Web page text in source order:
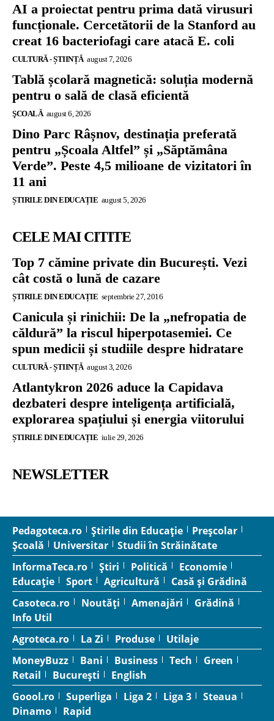
AI a proiectat pentru prima dată virusuri
funcționale. Cercetătorii de la Stanford au
creat 16 bacteriofagi care atacă E. coli
CULTURĂ - ȘTIINȚĂ august 7, 2026
Tablă școlară magnetică: soluția modernă
pentru o sală de clasă eficientă
ŞCOALĂ august 6, 2026
Dino Parc Râșnov, destinația preferată
pentru „Școala Altfel” și „Săptămâna
Verde”. Peste 4,5 milioane de vizitatori în
11 ani
ȘTIRILE DIN EDUCAȚIE august 5, 2026
CELE MAI CITITE
Top 7 cămine private din București. Vezi
cât costă o lună de cazare
ȘTIRILE DIN EDUCAȚIE septembrie 27, 2016
Canicula și rinichii: De la „nefropatia de
căldură” la riscul hiperpotasemiei. Ce
spun medicii și studiile despre hidratare
CULTURĂ - ȘTIINȚĂ august 3, 2026
Atlantykron 2026 aduce la Capidava
dezbateri despre inteligența artificială,
explorarea spațiului și energia viitorului
ȘTIRILE DIN EDUCAȚIE iulie 29, 2026
NEWSLETTER
Pedagoteca.ro Știrile din Educație
Preșcolar
Școală
Universitar
Studii în Străinătate
InformaTeca.ro
Știri Politică
Economie
Educație
Sport Agricultură
Casă și Grădină
Casoteca.ro
Noutăți Amenajări
Grădină
Info Util
Agroteca.ro
La Zi Produse
Utilaje
MoneyBuzz
Bani Business Tech
Green
Retail
București
English
Goool.ro
Superliga Liga 2 Liga 3
Steaua
Dinamo
Rapid